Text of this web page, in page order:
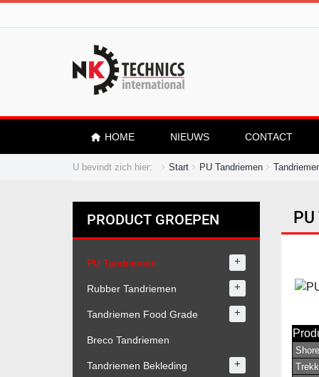
HOME NIEUWS CONTACT
U bevindt zich hier: Start PU Tandriemen
PRODUCT GROEPEN
PU Tandriemen +
Rubber Tandriemen +
Tandriemen Food Grade +
Breco Tandriemen
Tandriemen Bekleding +